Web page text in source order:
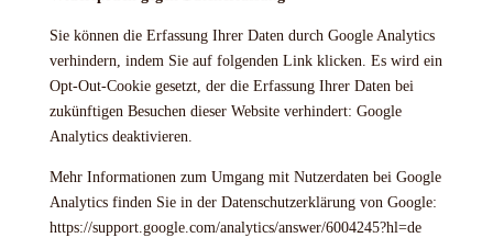
Sie können die Erfassung Ihrer Daten durch Google Analytics
verhindern, indem Sie auf folgenden Link klicken. Es wird ein
Opt-Out-Cookie gesetzt, der die Erfassung Ihrer Daten bei
zukünftigen Besuchen dieser Website verhindert: Google
Analytics deaktivieren.
Mehr Informationen zum Umgang mit Nutzerdaten bei Google
Analytics finden Sie in der Datenschutzerklärung von Google:
https://support.google.com/analytics/answer/6004245?hl=de